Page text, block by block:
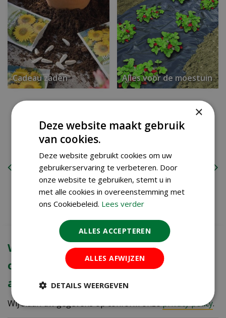
Cadeau zaden Alles voor de moestuin
Greengift Vergeet-me-
niet
€ 1, 00
Word fan van KoopZaden.nl en blijf
op de hoogte van onze scherpe
aanbiedingen.
Wij slaan uw gegevens op conform onzeprivacy policy.
×
Deze website maakt gebruik
van cookies.
Deze website gebruikt cookies om uw
gebruikerservaring te verbeteren. Door
onze website te gebruiken, stemt u in
met alle cookies in overeenstemming met
ons Cookiebeleid. Lees verder
ALLES ACCEPTEREN
ALLES AFWIJZEN
DETAILS WEERGEVEN